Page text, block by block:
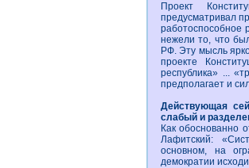
Проект
предусматривал
работоспособное
нежели то, что
РФ. Эту мысль
проекте
республика» ...
предполагает и
Действующая
слабый и
Как обоснованно
Лафитский:
основном, на
демократии